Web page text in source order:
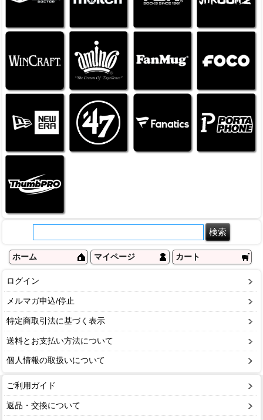
ホーム マイページ カート
ログイン
メルマガ申込/停止
特定商取引法に基づく表示
送料とお支払い方法について
個人情報の取扱いについて
ご利用ガイド
返品・交換について